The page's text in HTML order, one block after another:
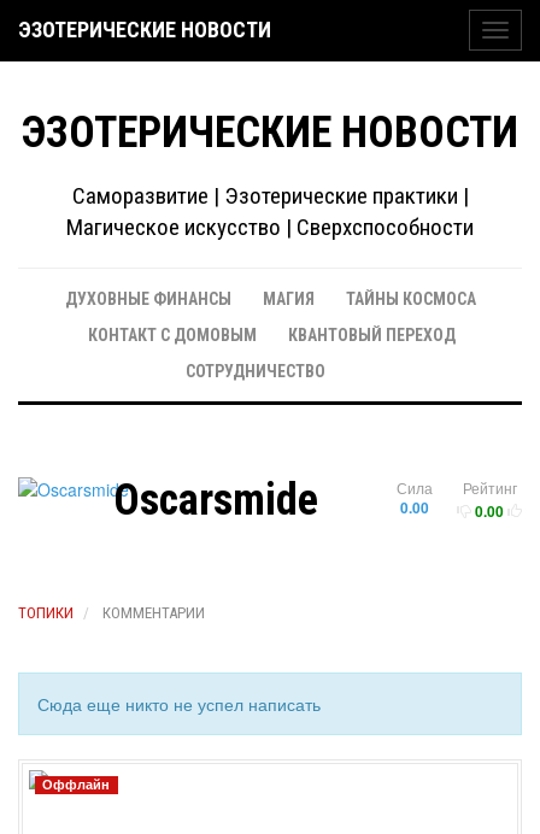
ЭЗОТЕРИЧЕСКИЕ НОВОСТИ
ЭЗОТЕРИЧЕСКИЕ НОВОСТИ
Саморазвитие | Эзотерические практики |
Магическое искусство | Сверхспособности
ДУХОВНЫЕ ФИНАНСЫ МАГИЯ
ТАЙНЫ КОСМОСА
КОНТАКТ С ДОМОВЫМ
КВАНТОВЫЙ ПЕРЕХОД
СОТРУДНИЧЕСТВО
Рейтинг
0.00
Сила
0.00
Oscarsmide
ТОПИКИ КОММЕНТАРИИ
Сюда еще никто не успел написать
Оффлайн